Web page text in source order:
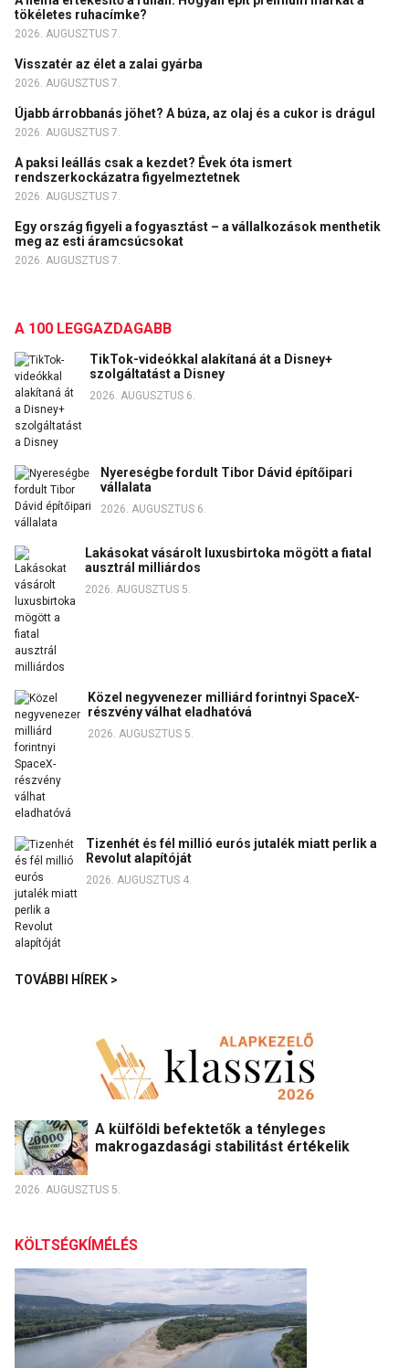
tökéletes ruhacímke?
2026. AUGUSZTUS 7.
Visszatér az élet a zalai gyárba
2026. AUGUSZTUS 7.
Újabb árrobbanás jöhet? A búza, az olaj és a cukor is drágul
2026. AUGUSZTUS 7.
A paksi leállás csak a kezdet? Évek óta ismert
rendszerkockázatra figyelmeztetnek
2026. AUGUSZTUS 7.
Egy ország figyeli a fogyasztást – a vállalkozások menthetik
meg az esti áramcsúcsokat
2026. AUGUSZTUS 7.
A 100 LEGGAZDAGABB
TikTok-videókkal alakítaná át a Disney+
szolgáltatást a Disney
2026. AUGUSZTUS 6.
Nyereségbe fordult Tibor Dávid építőipari
vállalata
2026. AUGUSZTUS 6.
Lakásokat vásárolt luxusbirtoka mögött a fiatal
ausztrál milliárdos
2026. AUGUSZTUS 5.
Közel negyvenezer milliárd forintnyi SpaceX-
részvény válhat eladhatóvá
2026. AUGUSZTUS 5.
Tizenhét és fél millió eurós jutalék miatt perlik a
Revolut alapítóját
2026. AUGUSZTUS 4.
TOVÁBBI HÍREK >
A külföldi befektetők a tényleges
makrogazdasági stabilitást értékelik
2026. AUGUSZTUS 5.
KÖLTSÉGKÍMÉLÉS